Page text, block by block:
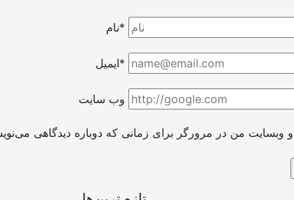
نام*
ایمیل*
وب سایت